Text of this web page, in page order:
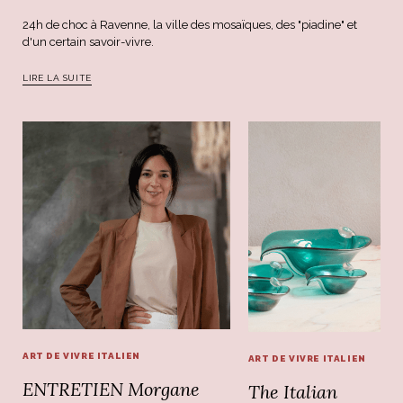
24h de choc à Ravenne, la ville des mosaïques, des "piadine" et
d'un certain savoir-vivre.
LIRE LA SUITE
ART DE VIVRE ITALIEN
ENTRETIEN Morgane
ART DE VIVRE ITALIEN
The Italian